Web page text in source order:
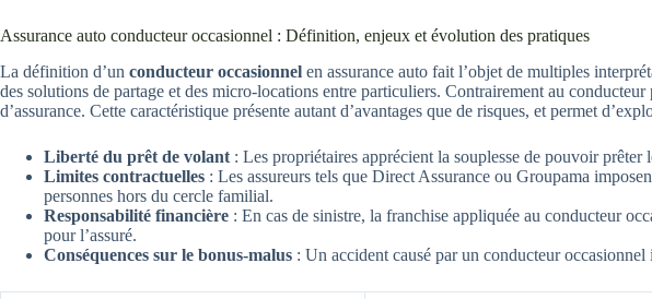
Assurance auto conducteur occasionnel : Définition, enjeux et évolution des pratiques
La définition d’un conducteur occasionnel en assurance auto fait l’objet de multiples
des solutions de partage et des micro-locations entre particuliers. Contrairement au
d’assurance. Cette caractéristique présente autant d’avantages que de risques, et permet
Liberté du prêt de volant : Les propriétaires apprécient la souplesse de pouvoir
Limites contractuelles : Les assureurs tels que Direct Assurance ou Groupama
personnes hors du cercle familial.
Responsabilité financière : En cas de sinistre, la franchise appliquée au conducteur
pour l’assuré.
Conséquences sur le bonus-malus : Un accident causé par un conducteur